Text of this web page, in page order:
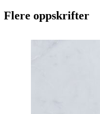
Flere oppskrifter